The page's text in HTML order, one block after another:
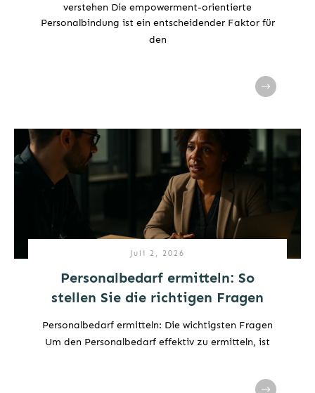
verstehen Die empowerment-orientierte
Personalbindung ist ein entscheidender Faktor für
den
Juli 2, 2026
Personalbedarf ermitteln: So
stellen Sie die richtigen Fragen
Personalbedarf ermitteln: Die wichtigsten Fragen
Um den Personalbedarf effektiv zu ermitteln, ist